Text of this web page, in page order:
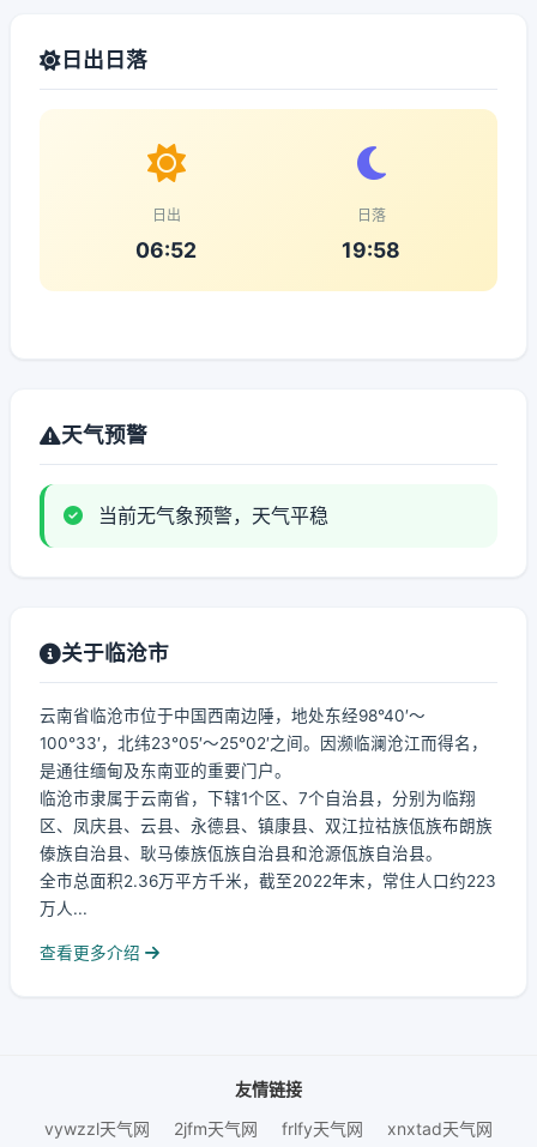
日出日落
日出
06:52
日落
19:58
天气预警
当前无气象预警，天气平稳
关于临沧市
云南省临沧市位于中国西南边陲，地处东经98°40′～
100°33′，北纬23°05′～25°02′之间。因濒临澜沧江而得名，
是通往缅甸及东南亚的重要门户。
临沧市隶属于云南省，下辖1个区、7个自治县，分别为临翔
区、凤庆县、云县、永德县、镇康县、双江拉祜族佤族布朗族
傣族自治县、耿马傣族佤族自治县和沧源佤族自治县。
全市总面积2.36万平方千米，截至2022年末，常住人口约223
万人...
查看更多介绍
友情链接
vywzzl天气网
2jfm天气网 frlfy天气网 xnxtad天气网